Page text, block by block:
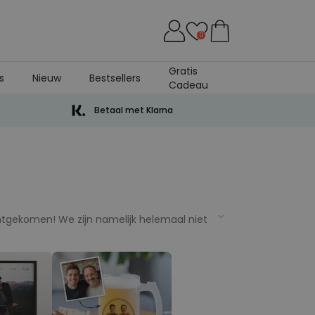
0
Nieuw Bestsellers
Gratis
Cadeau
Betaal met Klarna
We zijn namelijk helemaal niet
elke budget en elke gelegenheid. Is dat
geven voor mannen.